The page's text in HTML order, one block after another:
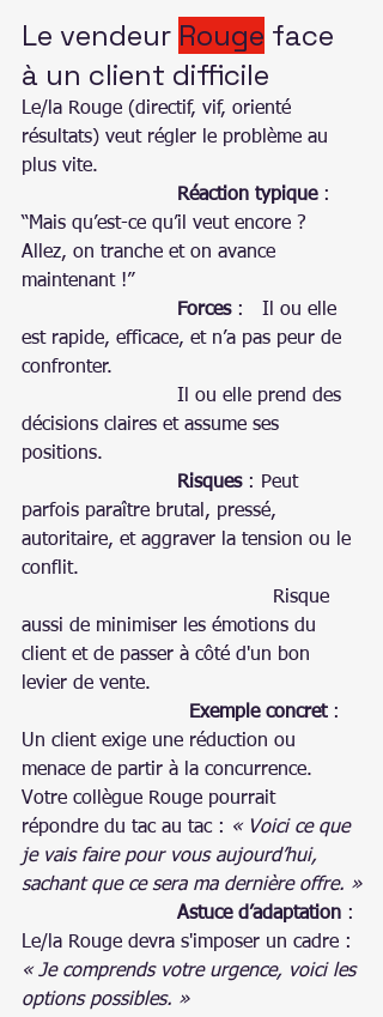
Le vendeur Rouge face
à un client difficile
Le/la Rouge (directif, vif, orienté
résultats) veut régler le problème au
plus vite.
Réaction typique :
“Mais qu’est-ce qu’il veut encore ?
Allez, on tranche et on avance
maintenant !”
Forces :   Il ou elle
est rapide, efficace, et n’a pas peur de
confronter.
décisions claires et assume ses
positions.
Risques : Peut
parfois paraître brutal, pressé,
autoritaire, et aggraver la tension ou le
conflit.
aussi de minimiser les émotions du
client et de passer à côté d'un bon
levier de vente.
                            Exemple concret
:
Un client exige une réduction ou
menace de partir à la concurrence.
Votre collègue Rouge pourrait
répondre du tac au tac : « Voici ce que
je vais faire pour vous aujourd’hui,
sachant que ce sera ma dernière offre. »
Astuce d’adaptation :
Le/la Rouge devra s'imposer un cadre :
« Je comprends votre urgence, voici les
options possibles. »